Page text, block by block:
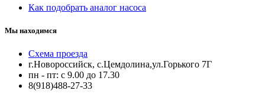
Как подобрать аналог насоса
Мы находимся
Схема проезда
г.Новороссийск, с.Цемдолина,ул.Горького 7Г
пн - пт: с 9.00 до 17.30
8(918)488-27-33